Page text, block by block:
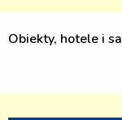
Obiekty, hotele i